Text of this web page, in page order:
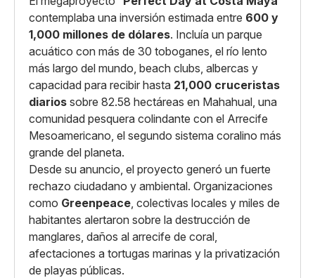
contemplaba una inversión estimada entre 600 y
1,000 millones de dólares. Incluía un parque
acuático con más de 30 toboganes, el río lento
más largo del mundo, beach clubs, albercas y
capacidad para recibir hasta 21,000 cruceristas
diarios sobre 82.58 hectáreas en Mahahual, una
comunidad pesquera colindante con el Arrecife
Mesoamericano, el segundo sistema coralino más
grande del planeta.
Desde su anuncio, el proyecto generó un fuerte
rechazo ciudadano y ambiental. Organizaciones
como Greenpeace , colectivas locales y miles de
habitantes alertaron sobre la destrucción de
manglares, daños al arrecife de coral,
afectaciones a tortugas marinas y la privatización
de playas públicas.